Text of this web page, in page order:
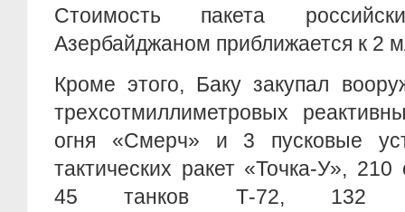
Стоимость пакета
Азербайджаном приближается к 2
Кроме этого, Баку закупал
трехсотмиллиметровых
огня «Смерч» и 3 пусковые
тактических ракет «Точка-У»,
45 танков Т-72, 132